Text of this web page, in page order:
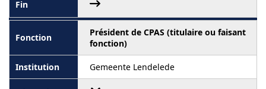
Président de CPAS (titulaire ou faisant
fonction)
Gemeente Lendelede